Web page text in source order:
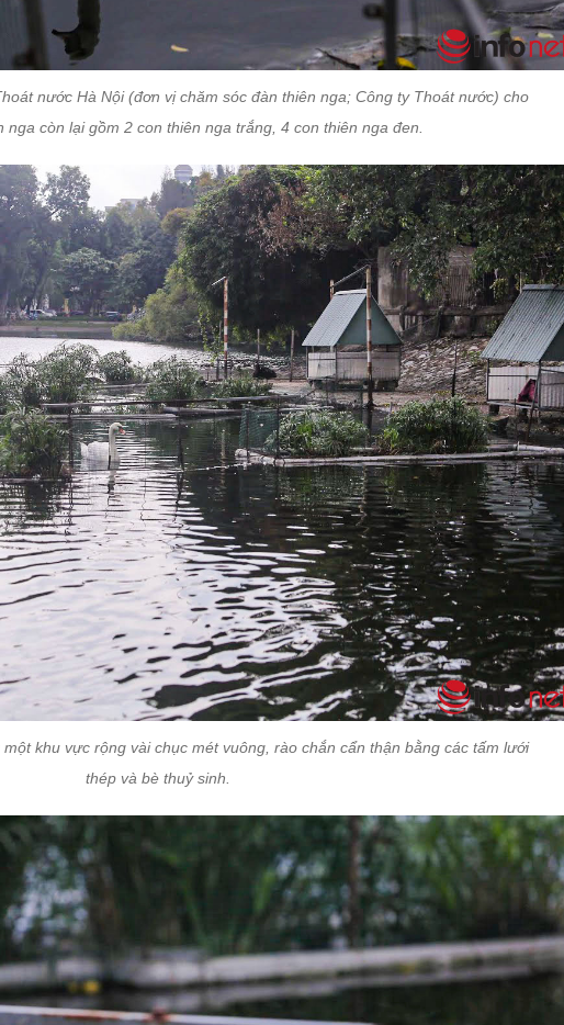
nước Hà Nội (đơn vị chăm sóc đàn thiên nga; Công ty Thoát nước) cho
nga còn lại gồm 2 con thiên nga trắng, 4 con thiên nga đen.
khu vực rộng vài chục mét vuông, rào chắn cẩn thận bằng các tấm lưới
thép và bè thuỷ sinh.